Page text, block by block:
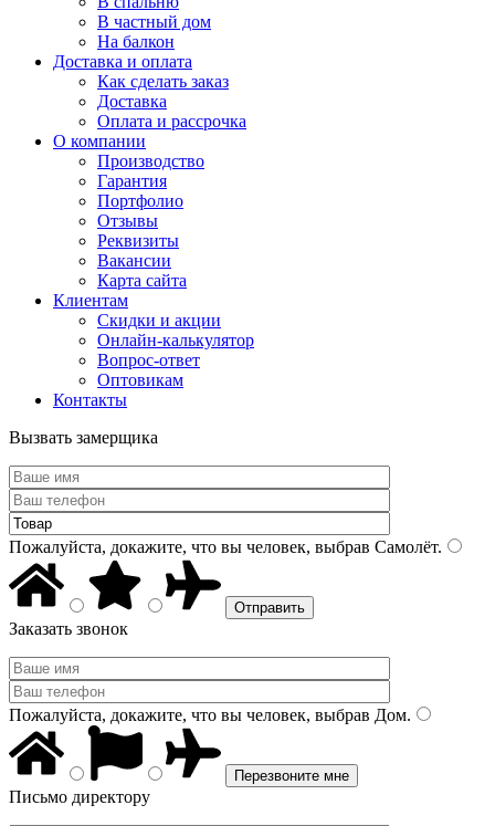
В частный дом
На балкон
Доставка и оплата
Как сделать заказ
Доставка
Оплата и рассрочка
О компании
Производство
Гарантия
Портфолио
Отзывы
Реквизиты
Вакансии
Карта сайта
Клиентам
Скидки и акции
Онлайн-калькулятор
Вопрос-ответ
Оптовикам
Контакты
Вызвать замерщика
Пожалуйста, докажите, что вы человек, выбрав Самолёт.
Заказать звонок
Пожалуйста, докажите, что вы человек, выбрав Дом.
Письмо директору